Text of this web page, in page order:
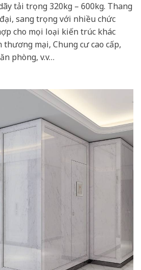
tải trọng 320kg – 600kg. Thang
sang trọng với nhiều chức
cho mọi loại kiến trúc khác
mại, Chung cư cao cấp,
phòng, v.v…